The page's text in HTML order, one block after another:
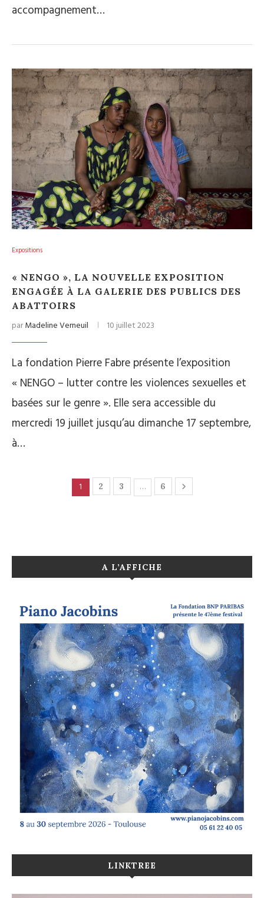
accompagnement…
Expositions
« NENGO », LA NOUVELLE EXPOSITION
ENGAGÉE À LA GALERIE DES PUBLICS DES
ABATTOIRS
parMadeline Verneuil 10 juillet 2023
La fondation Pierre Fabre présente l’exposition
« NENGO – lutter contre les violences sexuelles et
basées sur le genre ». Elle sera accessible du
mercredi 19 juillet jusqu’au dimanche 17 septembre,
à…
1 2 3 … 6
A L’AFFICHE
LINKTREE